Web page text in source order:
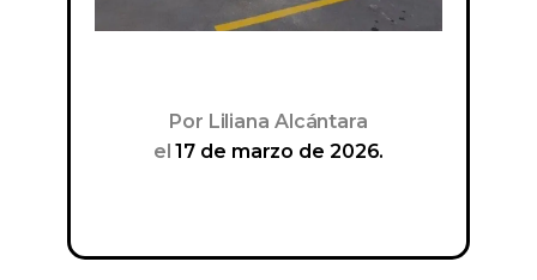
Por Liliana Alcántara
el 17 de marzo de 2026.